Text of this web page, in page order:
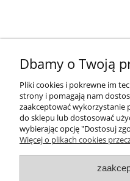
Dbamy o Twoją
Pliki cookies i pokrewne im
strony i pomagają nam
zaakceptować wykorzystanie
do sklepu lub dostosować
wybierając opcję "Dostosuj
Więcej o plikach cookies